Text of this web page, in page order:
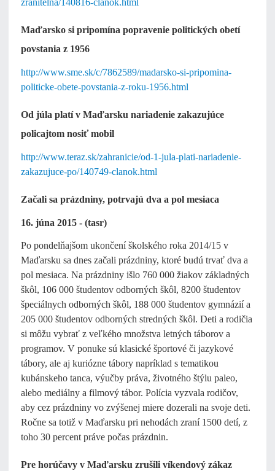
Maďarsko si pripomína popravenie politických obetí
povstania z 1956
http://www.sme.sk/c/7862589/madarsko-si-pripomina-
politicke-obete-povstania-z-roku-1956.html
Od júla platí v Maďarsku nariadenie zakazujúce
policajtom nosiť mobil
http://www.teraz.sk/zahranicie/od-1-jula-plati-nariadenie-
zakazujuce-po/140749-clanok.html
Začali sa prázdniny, potrvajú dva a pol mesiaca
16. júna 2015 - (tasr)
Po pondelňajšom ukončení školského roka 2014/15 v
Maďarsku sa dnes začali prázdniny, ktoré budú trvať dva a
pol mesiaca. Na prázdniny išlo 760 000 žiakov základných
škôl, 106 000 študentov odborných škôl, 8200 študentov
špeciálnych odborných škôl, 188 000 študentov gymnázií a
205 000 študentov odborných stredných škôl. Deti a rodičia
si môžu vybrať z veľkého množstva letných táborov a
programov. V ponuke sú klasické športové či jazykové
tábory, ale aj kuriózne tábory napríklad s tematikou
kubánskeho tanca, výučby práva, životného štýlu paleo,
alebo mediálny a filmový tábor. Polícia vyzvala rodičov,
aby cez prázdniny vo zvýšenej miere dozerali na svoje deti.
Ročne sa totiž v Maďarsku pri nehodách zraní 1500 detí, z
toho 30 percent práve počas prázdnin.
Pre horúčavy v Maďarsku zrušili víkendový zákaz